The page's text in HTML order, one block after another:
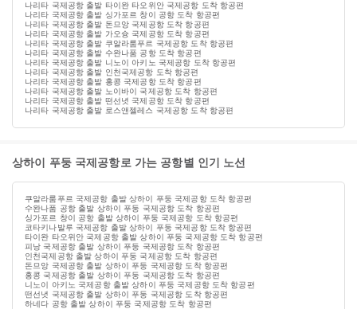
나리타 국제공항 출발 타이완 타오위안 국제공항 도착 항공편
나리타 국제공항 출발 싱가포르 창이 공항 도착 항공편
나리타 국제공항 출발 돈므앙 국제공항 도착 항공편
나리타 국제공항 출발 가오슝 국제공항 도착 항공편
나리타 국제공항 출발 쿠알라룸푸르 국제공항 도착 항공편
나리타 국제공항 출발 수완나품 공항 도착 항공편
나리타 국제공항 출발 니노이 아키노 국제공항 도착 항공편
나리타 국제공항 출발 인천국제공항 도착 항공편
나리타 국제공항 출발 홍콩 국제공항 도착 항공편
나리타 국제공항 출발 노이바이 국제공항 도착 항공편
나리타 국제공항 출발 떤선녓 국제공항 도착 항공편
나리타 국제공항 출발 로스앤젤레스 국제공항 도착 항공편
상하이 푸둥 국제공항로 가는 공항별 인기 노선
쿠알라룸푸르 국제공항 출발 상하이 푸둥 국제공항 도착 항공편
수완나품 공항 출발 상하이 푸둥 국제공항 도착 항공편
싱가포르 창이 공항 출발 상하이 푸둥 국제공항 도착 항공편
코타키나발루 국제공항 출발 상하이 푸둥 국제공항 도착 항공편
타이완 타오위안 국제공항 출발 상하이 푸둥 국제공항 도착 항공편
피낭 국제공항 출발 상하이 푸둥 국제공항 도착 항공편
인천국제공항 출발 상하이 푸둥 국제공항 도착 항공편
돈므앙 국제공항 출발 상하이 푸둥 국제공항 도착 항공편
홍콩 국제공항 출발 상하이 푸둥 국제공항 도착 항공편
니노이 아키노 국제공항 출발 상하이 푸둥 국제공항 도착 항공편
떤선녓 국제공항 출발 상하이 푸둥 국제공항 도착 항공편
하네다 공항 출발 상하이 푸둥 국제공항 도착 항공편